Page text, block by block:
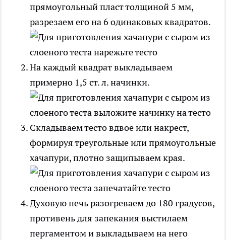
прямоугольный пласт толщиной 5 мм,
разрезаем его на 6 одинаковых квадратов.
На каждый квадрат выкладываем
примерно 1,5 ст. л. начинки.
Складываем тесто вдвое или накрест,
формируя треугольные или прямоугольные
хачапури, плотно защипываем края.
Духовую печь разогреваем до 180 градусов,
противень для запекания выстилаем
пергаментом и выкладываем на него